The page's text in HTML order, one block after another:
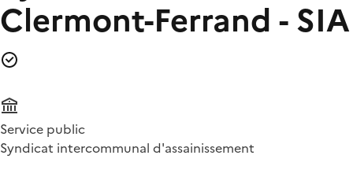
Clermont-Ferrand -
Service public
Syndicat intercommunal d'assainissement